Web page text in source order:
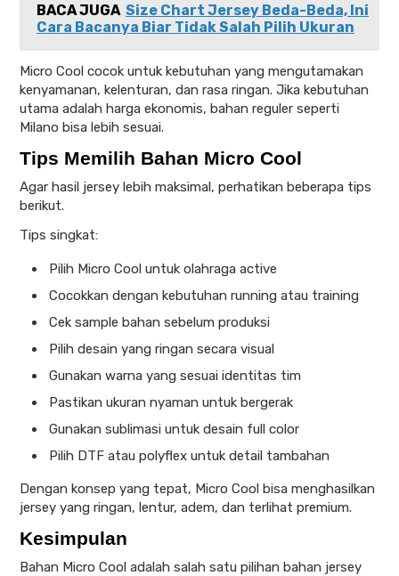
BACA JUGA Size Chart Jersey Beda-Beda, Ini
Cara Bacanya Biar Tidak Salah Pilih Ukuran
Micro Cool cocok untuk kebutuhan yang mengutamakan
kenyamanan, kelenturan, dan rasa ringan. Jika kebutuhan
utama adalah harga ekonomis, bahan reguler seperti
Milano bisa lebih sesuai.
Tips Memilih Bahan Micro Cool
Agar hasil jersey lebih maksimal, perhatikan beberapa tips
berikut.
Tips singkat:
Pilih Micro Cool untuk olahraga active
Cocokkan dengan kebutuhan running atau training
Cek sample bahan sebelum produksi
Pilih desain yang ringan secara visual
Gunakan warna yang sesuai identitas tim
Pastikan ukuran nyaman untuk bergerak
Gunakan sublimasi untuk desain full color
Pilih DTF atau polyflex untuk detail tambahan
Dengan konsep yang tepat, Micro Cool bisa menghasilkan
jersey yang ringan, lentur, adem, dan terlihat premium.
Kesimpulan
Bahan Micro Cool adalah salah satu pilihan bahan jersey